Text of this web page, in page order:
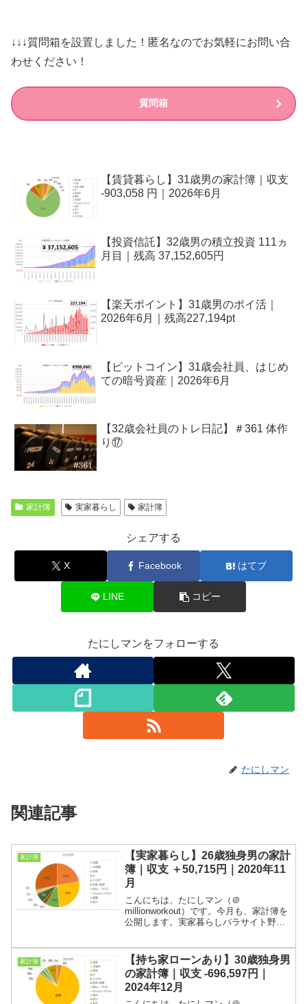
↓↓↓質問箱を設置しました！匿名なのでお気軽にお問い合
わせください！
質問箱
【賃貸暮らし】31歳男の家計簿｜収支
-903,058 円｜2026年6月
【投資信託】32歳男の積立投資 111ヵ
月目｜残高 37,152,605円
【楽天ポイント】31歳男のポイ活｜
2026年6月｜残高227,194pt
【ビットコイン】31歳会社員、はじめ
ての暗号資産｜2026年6月
【32歳会社員のトレ日記】＃361 体作
り⑰
家計簿 実家暮らし 家計簿
シェアする
X Facebook はてブ
LINE コピー
たにしマンをフォローする
たにしマン
関連記事
家計簿
【実家暮らし】26歳独身男の家計
簿｜収支 ＋50,715円｜2020年11
月
こんにちは、たにしマン（＠
millionworkout）です。今月も、家計簿を
公開します。実家暮らしパラサイト野郎
ブログにたどり着くほど他人の金遣いが
気になる方にとって...
家計簿
【持ち家ローンあり】30歳独身男
の家計簿｜収支 -696,597円｜
2024年12月